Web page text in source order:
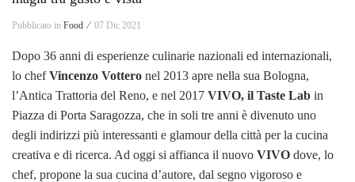
Pubblicato in Food ⁄ 07 Dic 2021
Dopo 36 anni di esperienze culinarie nazionali ed internazionali,
lo chefVincenzo Vottero nel 2013 apre nella sua Bologna,
l’Antica Trattoria del Reno, e nel 2017 VIVO, il Taste Lab in
Piazza di Porta Saragozza, che in soli tre anni è divenuto uno
degli indirizzi più interessanti e glamour della città per la cucina
creativa e di ricerca. Ad oggi si affianca il nuovo VIVO dove, lo
chef, propone la sua cucina d’autore, dal segno vigoroso e